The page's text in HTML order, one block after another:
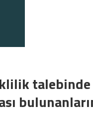
talebinde